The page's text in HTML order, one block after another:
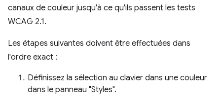
canaux de couleur jusqu'à ce qu'ils passent les tests
WCAG 2.1.
Les étapes suivantes doivent être effectuées dans
l'ordre exact :
Définissez la sélection au clavier dans une couleur
dans le panneau "Styles".